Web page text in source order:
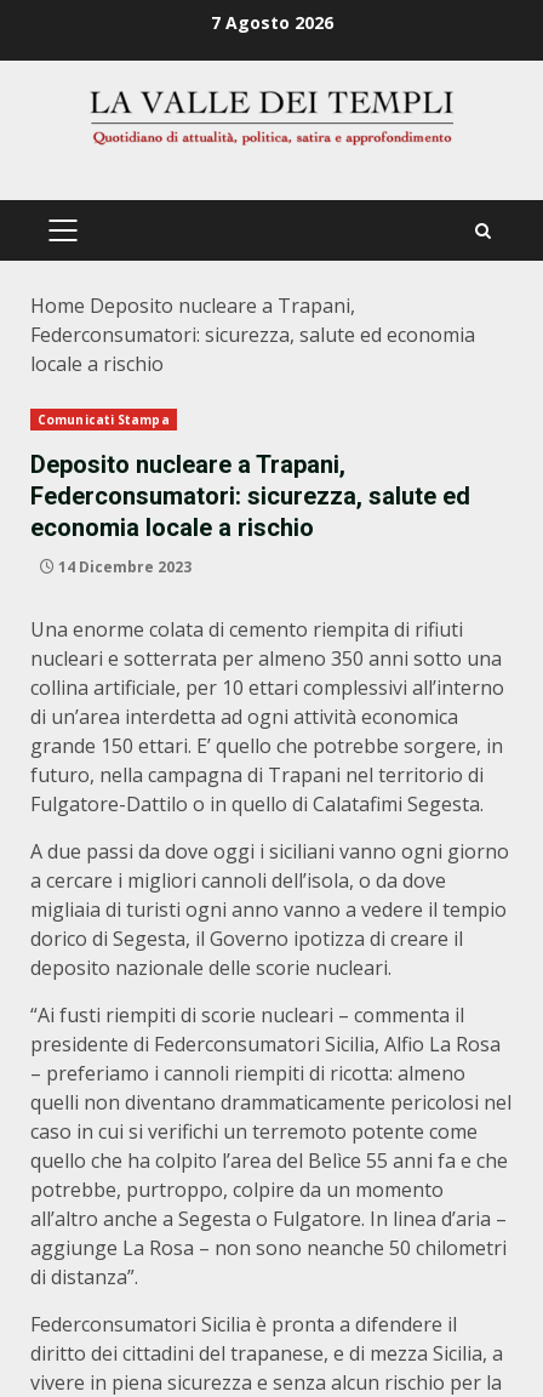
7 Agosto 2026
PRIMÄRES
Home Deposito nucleare a Trapani,
Federconsumatori: sicurezza, salute ed economia
locale a rischio
Comunicati Stampa
Deposito nucleare a Trapani,
Federconsumatori: sicurezza, salute ed
economia locale a rischio
14 Dicembre 2023
Una enorme colata di cemento riempita di rifiuti
nucleari e sotterrata per almeno 350 anni sotto una
collina artificiale, per 10 ettari complessivi all’interno
di un’area interdetta ad ogni attività economica
grande 150 ettari. E’ quello che potrebbe sorgere, in
futuro, nella campagna di Trapani nel territorio di
Fulgatore-Dattilo o in quello di Calatafimi Segesta.
A due passi da dove oggi i siciliani vanno ogni giorno
a cercare i migliori cannoli dell’isola, o da dove
migliaia di turisti ogni anno vanno a vedere il tempio
dorico di Segesta, il Governo ipotizza di creare il
deposito nazionale delle scorie nucleari.
“Ai fusti riempiti di scorie nucleari – commenta il
presidente di Federconsumatori Sicilia, Alfio La Rosa
– preferiamo i cannoli riempiti di ricotta: almeno
quelli non diventano drammaticamente pericolosi nel
caso in cui si verifichi un terremoto potente come
quello che ha colpito l’area del Belìce 55 anni fa e che
potrebbe, purtroppo, colpire da un momento
all’altro anche a Segesta o Fulgatore. In linea d’aria –
aggiunge La Rosa – non sono neanche 50 chilometri
di distanza”.
Federconsumatori Sicilia è pronta a difendere il
diritto dei cittadini del trapanese, e di mezza Sicilia, a
vivere in piena sicurezza e senza alcun rischio per la